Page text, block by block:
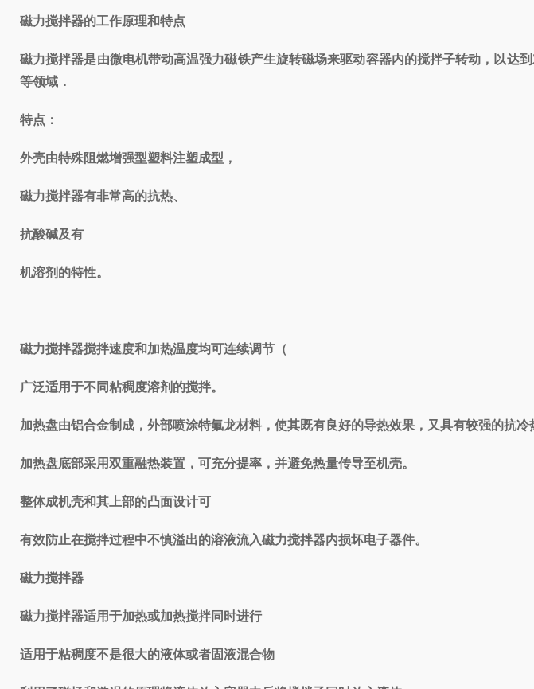
磁力搅拌器的工作原理和特点
磁力搅拌器是由微电机带动高温强力磁铁产生旋转磁场来驱动容器内的搅拌子转动，以达
等领域．
特点：
外壳由特殊阻燃增强型塑料注塑成型，
磁力搅拌器有非常高的抗热、
抗酸碱及有
机溶剂的特性。
磁力搅拌器搅拌速度和加热温度均可连续调节（
广泛适用于不同粘稠度溶剂的搅拌。
加热盘由铝合金制成，外部喷涂特氟龙材料，使其既有良好的导热效果，又具有较强的抗冷
加热盘底部采用双重融热装置，可充分提率，并避免热量传导至机壳。
整体成机壳和其上部的凸面设计可
有效防止在搅拌过程中不慎溢出的溶液流入磁力搅拌器内损坏电子器件。
磁力搅拌器
磁力搅拌器适用于加热或加热搅拌同时进行
适用于粘稠度不是很大的液体或者固液混合物